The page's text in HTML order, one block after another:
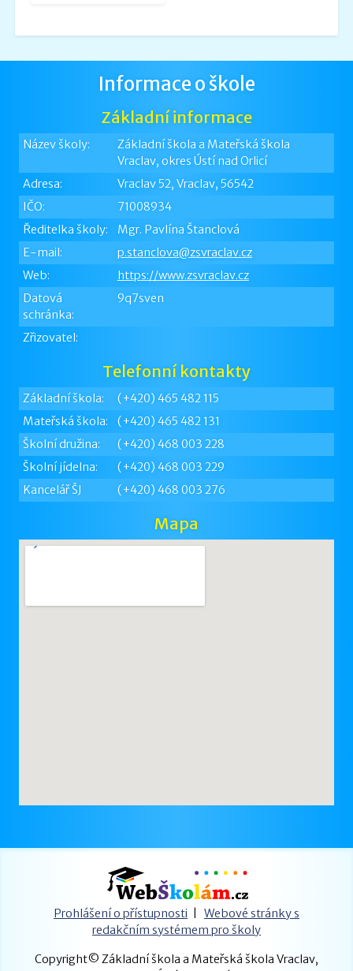
Informace o škole
Základní informace
Název školy:
Základní škola a Mateřská škola
Vraclav, okres Ústí nad Orlicí
Adresa:
Vraclav 52, Vraclav, 56542
IČO:
71008934
Ředitelka školy:
Mgr. Pavlína Štanclová
E-mail:
p.stanclova@zsvraclav.cz
Web:
https://www.zsvraclav.cz
Datová
schránka:
9q7sven
Zřizovatel:
Telefonní kontakty
Základní škola:
(+420) 465 482 115
Mateřská škola:
(+420) 465 482 131
Školní družina:
(+420) 468 003 228
Školní jídelna:
(+420) 468 003 229
Kancelář ŠJ
(+420) 468 003 276
Mapa
Prohlášení o přístupnosti
Webové stránky s
redakčním systémem pro školy
Copyright© Základní škola a Mateřská škola Vraclav,